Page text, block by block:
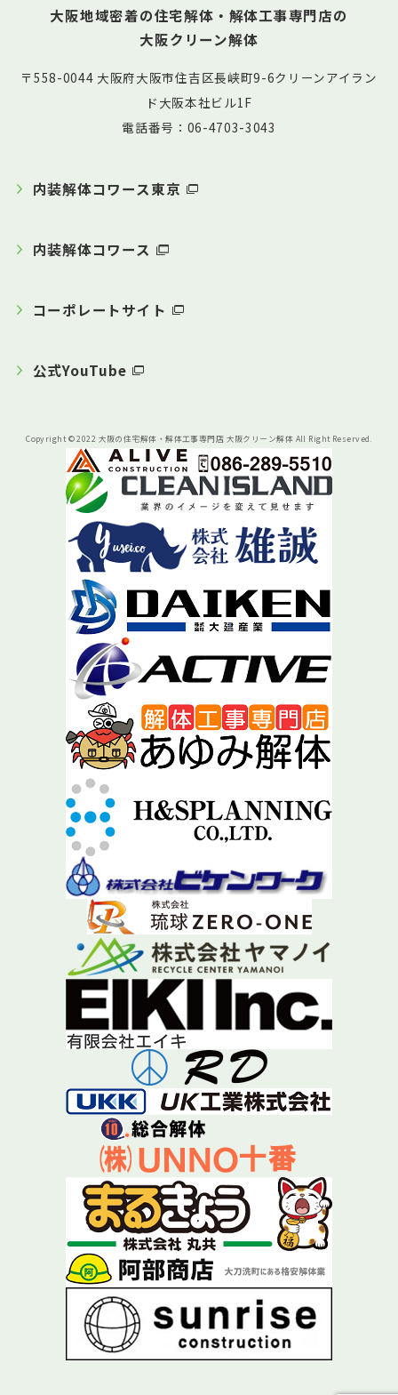
大阪地域密着の住宅解体・解体工事専門店の
大阪クリーン解体
〒558-0044 大阪府大阪市住吉区長峡町9-6クリーンアイラン
ド大阪本社ビル1F
電話番号：06-4703-3043
内装解体コワース東京
内装解体コワース
コーポレートサイト
公式YouTube
Copyright © 2022 大阪の住宅解体・解体工事専門店 大阪クリーン解体 All Right Reserved.